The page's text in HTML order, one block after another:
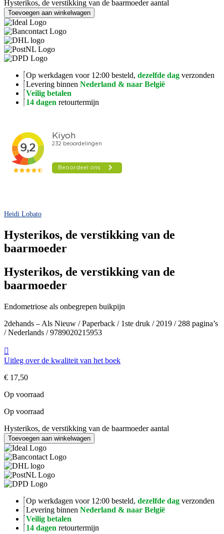
Hysterikos, de verstikking van de baarmoeder aantal
Toevoegen aan winkelwagen
Op werkdagen voor 12:00 besteld, dezelfde dag verzonden
Levering binnen Nederland & naar België
Veilig betalen
14 dagen retourtermijn
Heidi Lobato
Hysterikos, de verstikking van de
baarmoeder
Hysterikos, de verstikking van de
baarmoeder
Endometriose als onbegrepen buikpijn
2dehands – Als Nieuw / Paperback / 1ste druk / 2019 / 288 pagina’s
/ Nederlands / 9789020215953
Uitleg over de kwaliteit van het boek
€ 17,50
Op voorraad
Op voorraad
Hysterikos, de verstikking van de baarmoeder aantal
Toevoegen aan winkelwagen
Op werkdagen voor 12:00 besteld, dezelfde dag verzonden
Levering binnen Nederland & naar België
Veilig betalen
14 dagen retourtermijn